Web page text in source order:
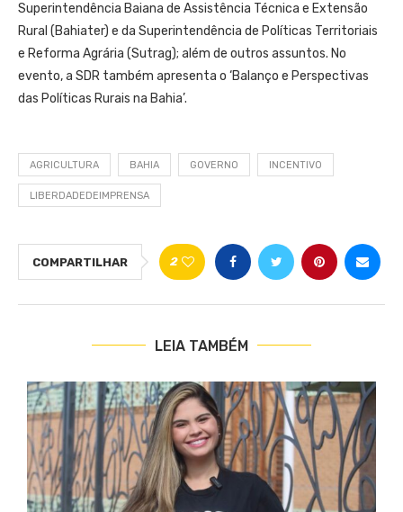
Superintendência Baiana de Assistência Técnica e Extensão
Rural (Bahiater) e da Superintendência de Políticas Territoriais
e Reforma Agrária (Sutrag); além de outros assuntos. No
evento, a SDR também apresenta o ‘Balanço e Perspectivas
das Políticas Rurais na Bahia’.
AGRICULTURA BAHIA GOVERNO INCENTIVO
LIBERDADEDEIMPRENSA
COMPARTILHAR 2
LEIA TAMBÉM